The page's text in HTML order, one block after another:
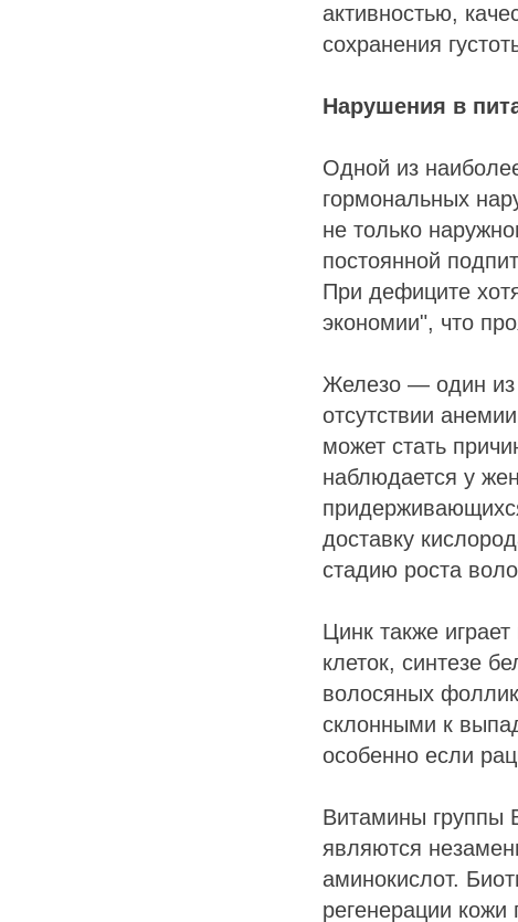
активностью,
сохранения
Нарушения в
Одной из
гормональных
не только
постоянной
При дефиците
экономии", что
Железо — один из
отсутствии
может стать
наблюдается у
доставку
стадию роста
Цинк также
клеток, синтезе
волосяных
склонными к
особенно если
Витамины группы
являются
аминокислот.
регенерации